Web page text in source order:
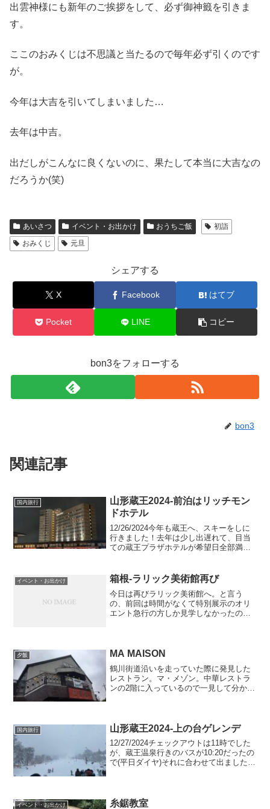
出雲神様にも新年のご挨拶をして、必ず御神籤を引きま
す。
ここのおみくじは不思議と当たるので毎年必ず引くのです
が。
今年は大吉を引いてしまいました…
去年は中吉。
出だしがこんなに良くないのに、果たして本当に大吉なの
だろうか(笑)
あいさつ イベント・お出かけ おうちご飯
初詣
おみくじ
元旦
シェアする
X Facebook はてブ
Pocket LINE コピー
bon3をフォローする
bon3
関連記事
国内旅行
山形蔵王2024-前泊はリッチモン
ドホテル
12/26/2024今年も蔵王へ、スキーをしに
行きました！去年は少し出遅れて、目当
ての蔵王プラザホテルが希望日全部満
泉宿でしたが、歩けるもののゲレンデま
で少し距離が...
イベント・お出かけ 箱根-ラリック美術館再び
今日は再びラリック美術館へ。と言う
の、前回は時間がなくて特別展示のオリ
エント急行の方しか見学しなかったの
ターズ。美術館入口の自動ドア...
夕飯 MA MAISON
鶴川街道沿いを走っていた際に発見した
レストラン。マ・メゾン。中華レストラ
ンの2階に入っているので一見して分から
れな食器などが飾られ...
国内旅行 山形蔵王2024-上の台ゲレンデ
12/27/2024チェックアウトは11時でした
が、蔵王温泉行きのバスが10:20だったの
で(平日ダイヤ)それに合わせて出ました。
イベント・お出かけ 糸鋸教室